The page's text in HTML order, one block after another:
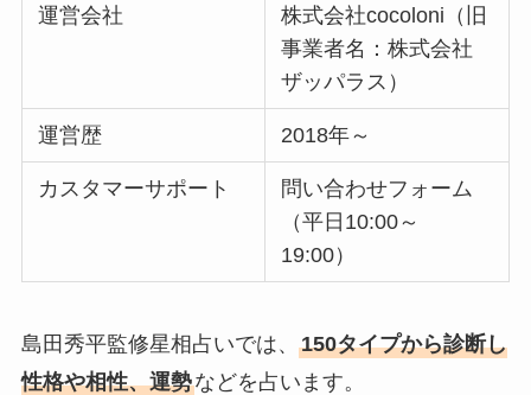
運営会社
株式会社cocoloni（旧
事業者名：株式会社
ザッパラス）
運営歴 2018年～
カスタマーサポート
問い合わせフォーム
（平日10:00～
19:00）
島田秀平監修星相占いでは、 150タイプから診断し
性格や相性、運勢などを占います。